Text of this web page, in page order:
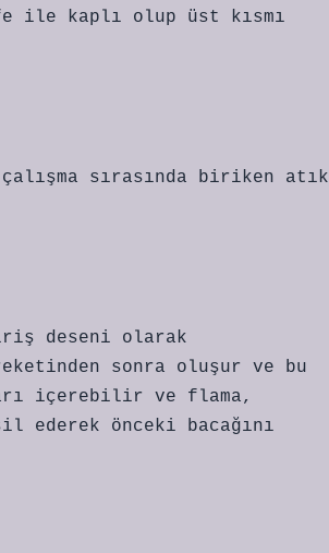
ile kaplı olup üst kısmı
sırasında biriken atık
deseni olarak
sonra oluşur ve bu
içerebilir ve flama,
ederek önceki bacağını